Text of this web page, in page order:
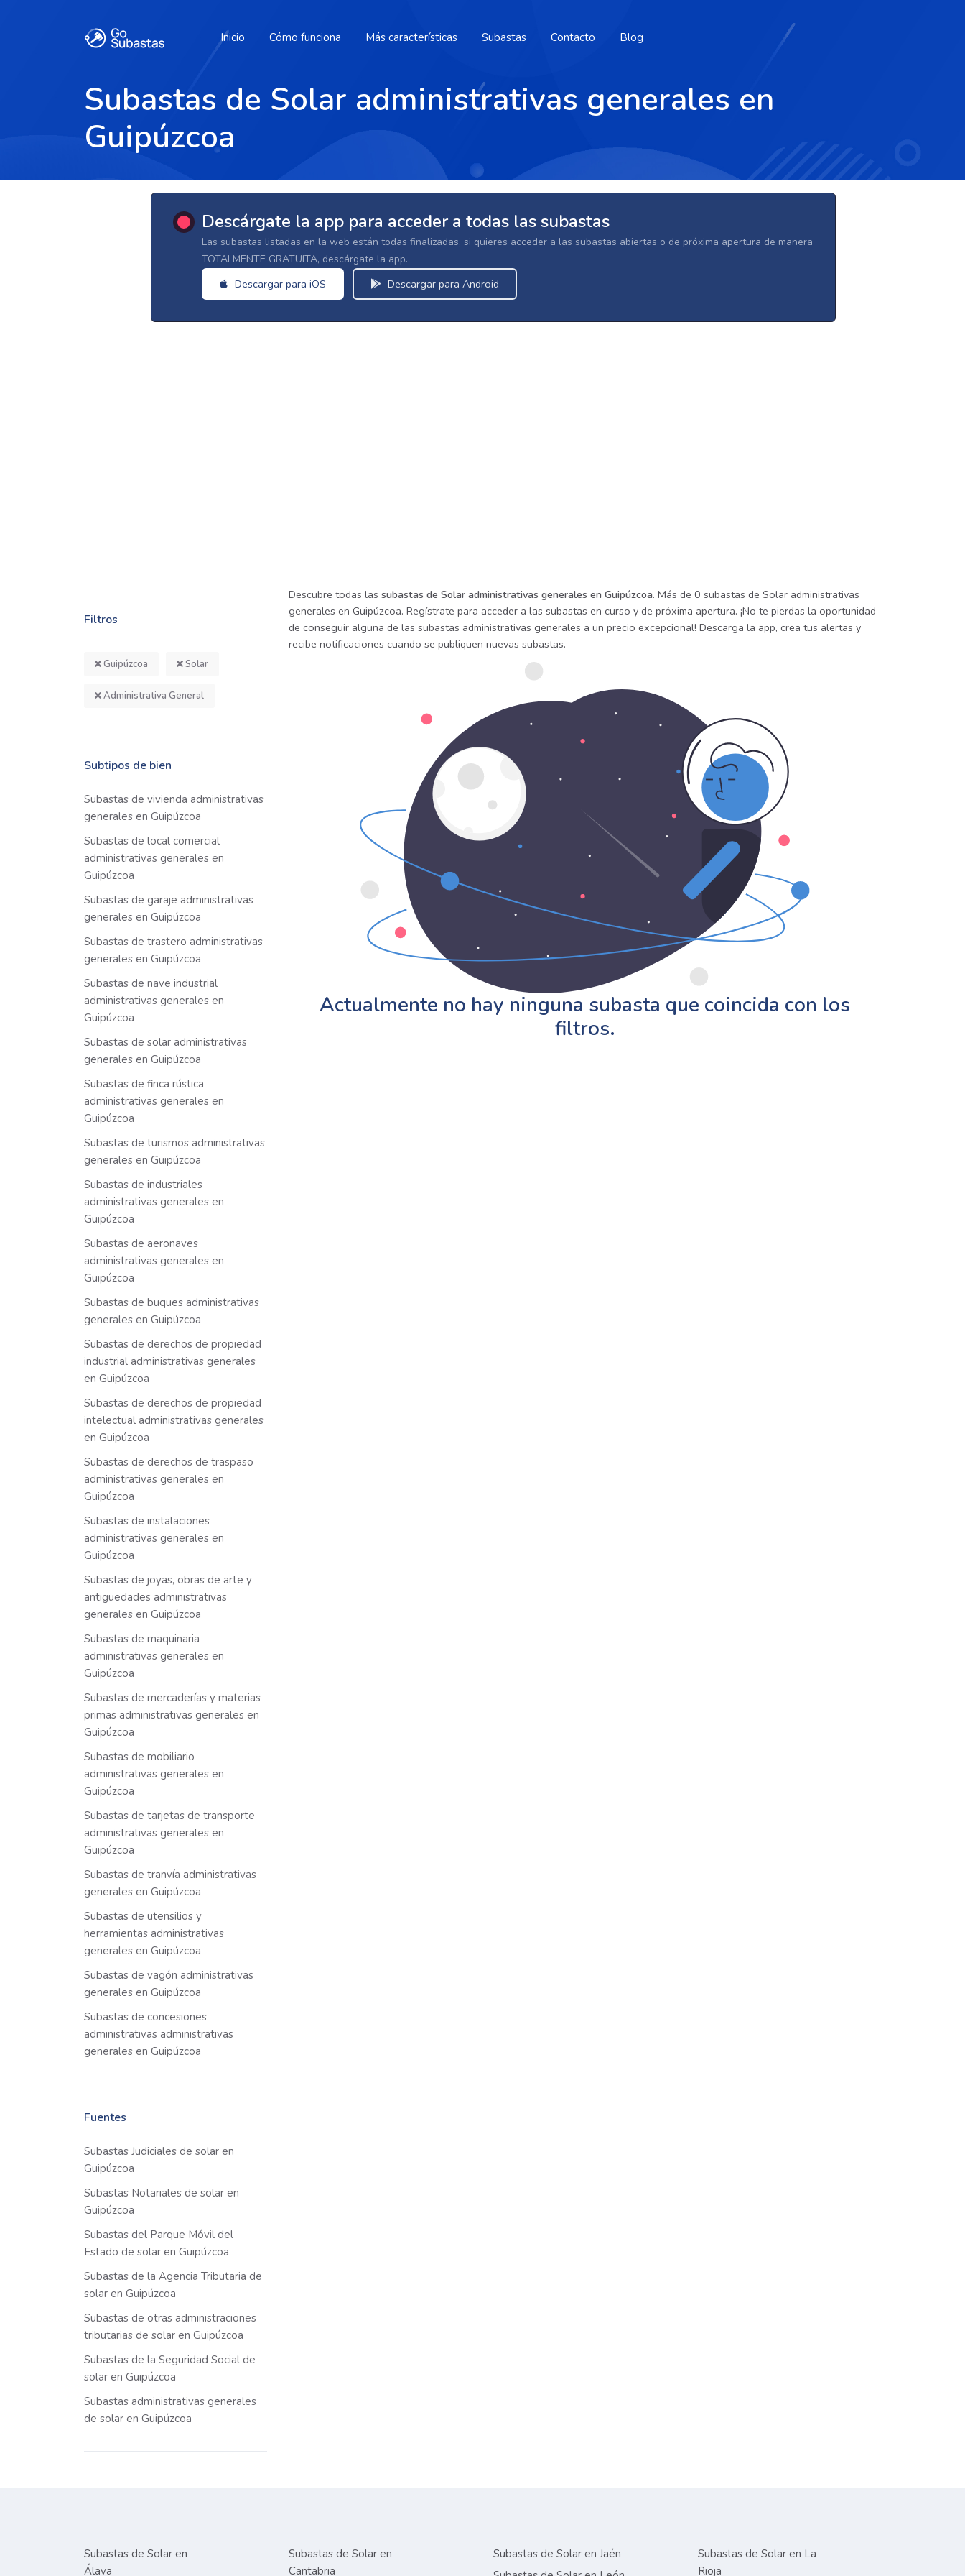
Inicio Cómo funciona Más características Subastas Contacto Blog
Subastas de Solar administrativas generales en
Guipúzcoa
Descárgate la app para acceder a todas las subastas
Las subastas listadas en la web están todas finalizadas, si quieres acceder a las subastas abiertas o de próxima apertura de manera
TOTALMENTE GRATUITA, descárgate la app.
Descargar para iOS Descargar para Android
Filtros
Guipúzcoa Solar
Administrativa General
Subtipos de bien
Subastas de vivienda administrativas
generales en Guipúzcoa
Subastas de local comercial
administrativas generales en
Guipúzcoa
Subastas de garaje administrativas
generales en Guipúzcoa
Subastas de trastero administrativas
generales en Guipúzcoa
Subastas de nave industrial
administrativas generales en
Guipúzcoa
Subastas de solar administrativas
generales en Guipúzcoa
Subastas de finca rústica
administrativas generales en
Guipúzcoa
Subastas de turismos administrativas
generales en Guipúzcoa
Subastas de industriales
administrativas generales en
Guipúzcoa
Subastas de aeronaves
administrativas generales en
Guipúzcoa
Subastas de buques administrativas
generales en Guipúzcoa
Subastas de derechos de propiedad
industrial administrativas generales
en Guipúzcoa
Subastas de derechos de propiedad
intelectual administrativas generales
en Guipúzcoa
Subastas de derechos de traspaso
administrativas generales en
Guipúzcoa
Subastas de instalaciones
administrativas generales en
Guipúzcoa
Subastas de joyas, obras de arte y
antigüedades administrativas
generales en Guipúzcoa
Subastas de maquinaria
administrativas generales en
Guipúzcoa
Subastas de mercaderías y materias
primas administrativas generales en
Guipúzcoa
Subastas de mobiliario
administrativas generales en
Guipúzcoa
Subastas de tarjetas de transporte
administrativas generales en
Guipúzcoa
Subastas de tranvía administrativas
generales en Guipúzcoa
Subastas de utensilios y
herramientas administrativas
generales en Guipúzcoa
Subastas de vagón administrativas
generales en Guipúzcoa
Subastas de concesiones
administrativas administrativas
generales en Guipúzcoa
Fuentes
Subastas Judiciales de solar en
Guipúzcoa
Subastas Notariales de solar en
Guipúzcoa
Subastas del Parque Móvil del
Estado de solar en Guipúzcoa
Subastas de la Agencia Tributaria de
solar en Guipúzcoa
Subastas de otras administraciones
tributarias de solar en Guipúzcoa
Subastas de la Seguridad Social de
solar en Guipúzcoa
Subastas administrativas generales
de solar en Guipúzcoa
Descubre todas las subastas de Solar administrativas generales en Guipúzcoa. Más de 0 subastas de Solar administrativas
generales en Guipúzcoa. Regístrate para acceder a las subastas en curso y de próxima apertura. ¡No te pierdas la oportunidad
de conseguir alguna de las subastas administrativas generales a un precio excepcional! Descarga la app, crea tus alertas y
recibe notificaciones cuando se publiquen nuevas subastas.
Actualmente no hay ninguna subasta que coincida con los
filtros.
Subastas de Solar en
Álava
Subastas de Solar en
Cantabria
Subastas de Solar en Jaén
Subastas de Solar en La
Rioja